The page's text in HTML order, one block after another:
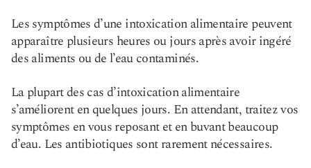
Les symptômes d’une intoxication alimentaire peuvent
apparaître plusieurs heures ou jours après avoir ingéré
des aliments ou de l’eau contaminés.
La plupart des cas d’intoxication alimentaire
s’améliorent en quelques jours. En attendant, traitez vos
symptômes en vous reposant et en buvant beaucoup
d’eau. Les antibiotiques sont rarement nécessaires.